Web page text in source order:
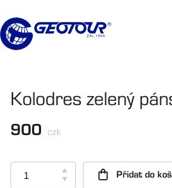
Kolodres zelený
900 czk
Přidat do